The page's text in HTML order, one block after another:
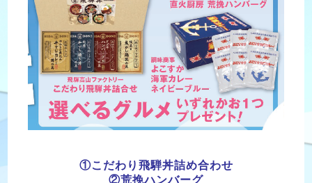
①こだわり飛騨丼詰め合わせ
②荒挽ハンバーグ